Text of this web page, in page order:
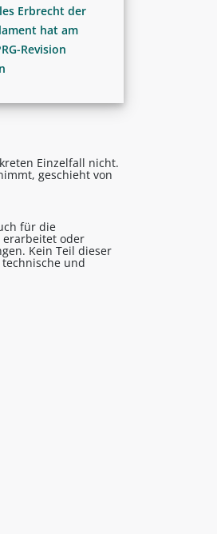
Erbrecht der
hat am
Revision
Einzelfall nicht.
geschieht von
für die
erarbeitet oder
Kein Teil dieser
und